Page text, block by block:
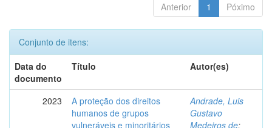
Anterior 1 Póximo
Conjunto de itens:
Data do
documento
Título Autor(es)
2023
A proteção dos direitos
humanos de grupos
vulneráveis e minoritários
Andrade, Luis
Gustavo
Medeiros de;